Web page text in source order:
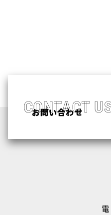
CONTACT